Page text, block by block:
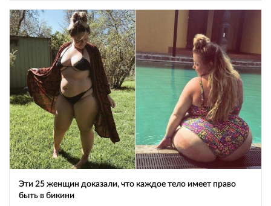
Эти 25 женщин доказали, что каждое тело имеет право
быть в бикини